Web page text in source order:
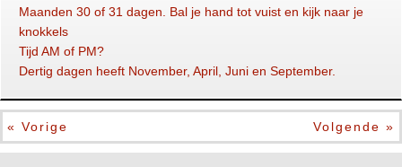
Maanden 30 of 31 dagen. Bal je hand tot vuist en kijk naar je
knokkels
Tijd AM of PM?
Dertig dagen heeft November, April, Juni en September.
« Vorige Volgende »